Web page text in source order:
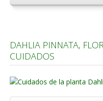
Árboles y Palmeras
DAHLIA PINNATA,
CUIDADOS